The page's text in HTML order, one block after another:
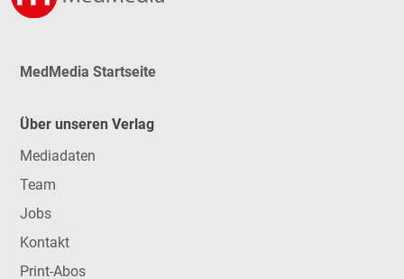
MedMedia Startseite
Über unseren Verlag
Mediadaten
Team
Jobs
Kontakt
Print-Abos